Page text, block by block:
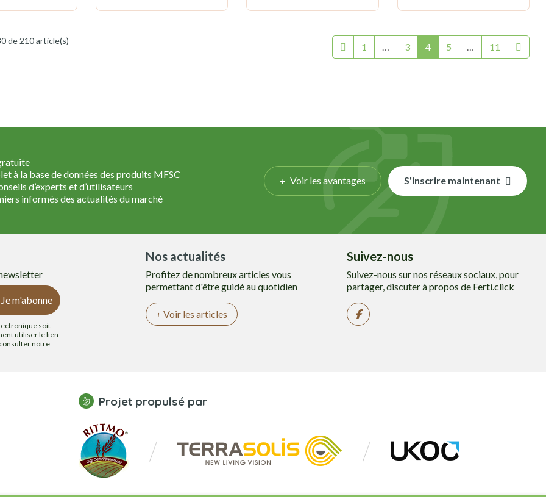
de 210 article(s) Précédent
1 … 3 4 5 … 11 Suivant
à la base de données des produits MFSC
d’experts et d’utilisateurs
informés des actualités du marché
Voir les avantages S'inscrire maintenant
Je m'abonne
soit
utiliser le lien
notre
Nos actualités
Profitez de nombreux articles vous
permettant d'être guidé au quotidien
Voir les articles
Suivez-nous
Suivez-nous sur nos réseaux sociaux, pour
partager, discuter à propos de Ferti.click
Projet propulsé par